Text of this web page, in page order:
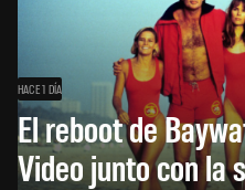
HACE 1 DÍA
El reboot de
Video junto con la